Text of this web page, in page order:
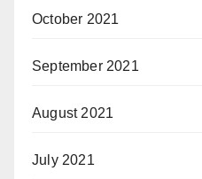
October 2021
September 2021
August 2021
July 2021